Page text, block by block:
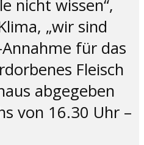
nicht wissen“,
„wir sind
für das
Fleisch
abgegeben
von 16.30 Uhr –